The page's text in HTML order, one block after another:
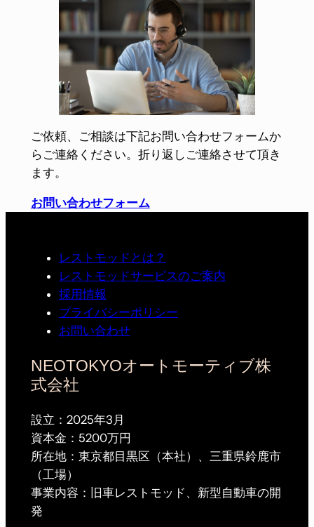
ご依頼、ご相談は下記お問い合わせフォームか
らご連絡ください。折り返しご連絡させて頂き
ます。
お問い合わせフォーム
レストモッドとは？
レストモッドサービスのご案内
採用情報
プライバシーポリシー
お問い合わせ
NEOTOKYOオートモーティブ株
式会社
設立：2025年3月
資本金：5200万円
所在地：東京都目黒区（本社）、三重県鈴鹿市
（工場）
事業内容：旧車レストモッド、新型自動車の開
発